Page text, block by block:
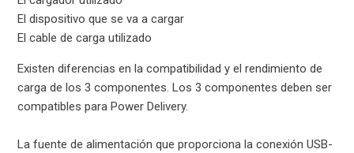
El dispositivo que se va a cargar
El cable de carga utilizado
Existen diferencias en la compatibilidad y el rendimiento de
carga de los 3 componentes. Los 3 componentes deben ser
compatibles para Power Delivery.
La fuente de alimentación que proporciona la conexión USB-